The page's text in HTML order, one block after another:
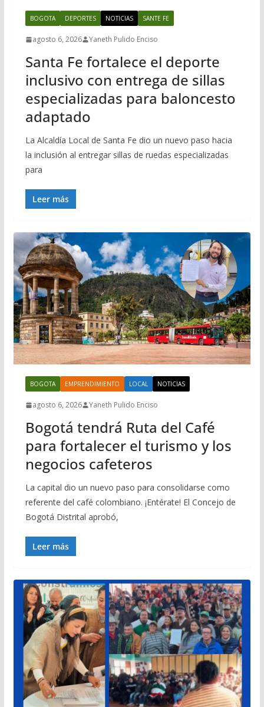
BOGOTA DEPORTES NOTICIAS SANTE FE
agosto 6, 2026 Yaneth Pulido Enciso
Santa Fe fortalece el deporte
inclusivo con entrega de sillas
especializadas para baloncesto
adaptado
La Alcaldía Local de Santa Fe dio un nuevo paso hacia
la inclusión al entregar sillas de ruedas especializadas
para
Leer más
BOGOTA EMPRENDIMIENTO LOCAL NOTICIAS
agosto 6, 2026 Yaneth Pulido Enciso
Bogotá tendrá Ruta del Café
para fortalecer el turismo y los
negocios cafeteros
La capital dio un nuevo paso para consolidarse como
referente del café colombiano. ¡Entérate! El Concejo de
Bogotá Distrital aprobó,
Leer más